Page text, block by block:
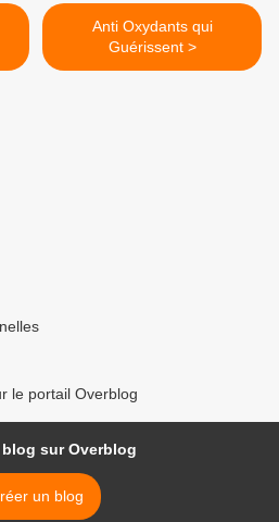
Anti Oxydants qui
Guérissent >
le portail Overblog
blog sur Overblog
un blog